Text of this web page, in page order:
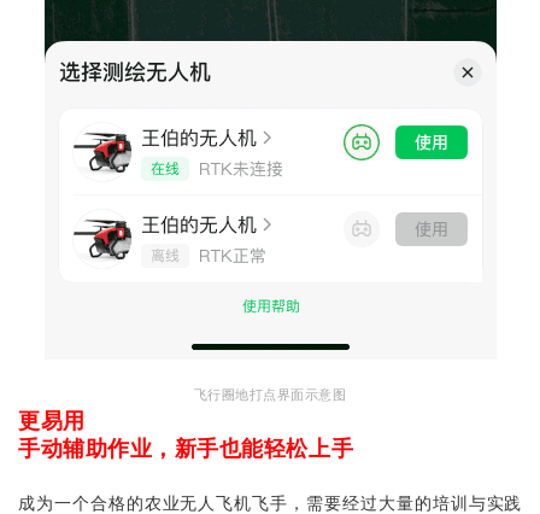
飞行圈地打点界面示意图
更易用
手动辅助作业，新手也能轻松上手
成为一个合格的农业无人飞机飞手，需要经过大量的培训与实践